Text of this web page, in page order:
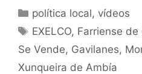
Categorías
política local, vídeos
Etiquetas
EXELCO, Farriense de
Se Vende, Gavilanes,
Xunqueira de Ambía